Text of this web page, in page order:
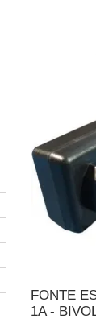
FONTE
1A -